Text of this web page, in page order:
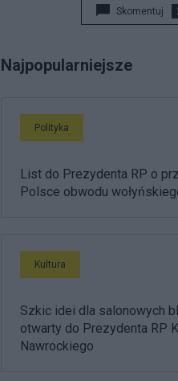
Skomentuj
Najpopularniejsze
Polityka
List do Prezydenta RP o
Polsce obwodu
Kultura
Szkic idei dla salonowych
otwarty do Prezydenta RP
Nawrockiego